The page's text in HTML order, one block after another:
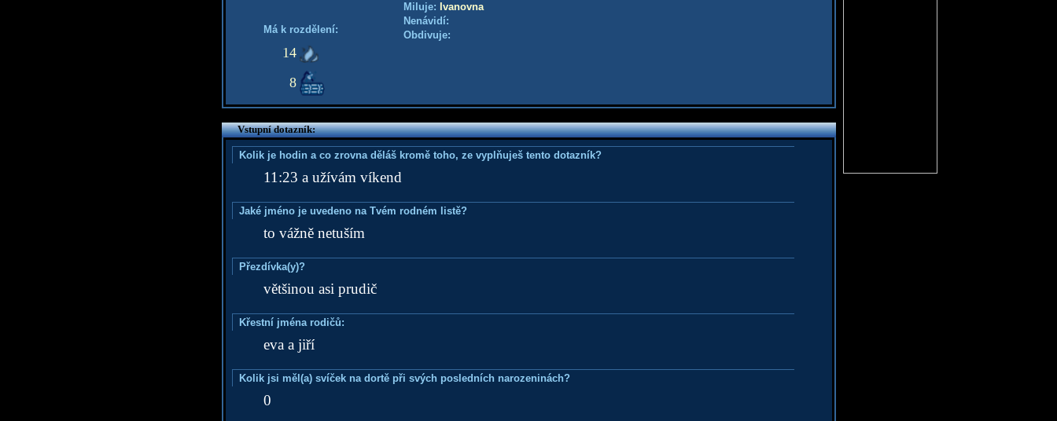
Má k rozdělení:
14
8
Miluje: Ivanovna
Nenávidí:
Obdivuje:
Vstupní dotazník:
Kolik je hodin a co zrovna děláš kromě toho, ze vyplňuješ tento dotazník?
11:23 a užívám víkend
Jaké jméno je uvedeno na Tvém rodném listě?
to vážně netuším
Přezdívka(y)?
většinou asi prudič
Křestní jména rodičů:
eva a jiří
Kolik jsi měl(a) svíček na dortě při svých posledních narozeninách?
0